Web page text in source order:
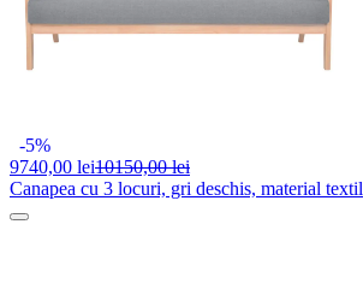
-5%
9740,00 lei10150,00 lei
Canapea cu 3 locuri, gri deschis, material textil